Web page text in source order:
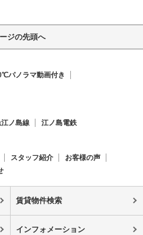
ジの先頭へ
パノラマ動画付き
ノ島線 江ノ島電鉄
スタッフ紹介
お客様の声
賃貸物件検索
インフォメーション